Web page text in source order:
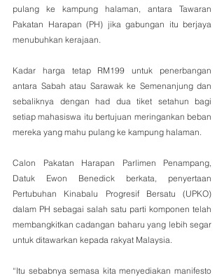
pulang ke kampung halaman, antara Tawaran
Pakatan Harapan (PH) jika gabungan itu berjaya
menubuhkan kerajaan.
Kadar harga tetap RM199 untuk penerbangan
antara Sabah atau Sarawak ke Semenanjung dan
sebaliknya dengan had dua tiket setahun bagi
setiap mahasiswa itu bertujuan meringankan beban
mereka yang mahu pulang ke kampung halaman.
Calon Pakatan Harapan Parlimen Penampang,
Datuk Ewon Benedick berkata, penyertaan
Pertubuhan Kinabalu Progresif Bersatu (UPKO)
dalam PH sebagai salah satu parti komponen telah
membangkitkan cadangan baharu yang lebih segar
untuk ditawarkan kepada rakyat Malaysia.
“Itu sebabnya semasa kita menyediakan manifesto